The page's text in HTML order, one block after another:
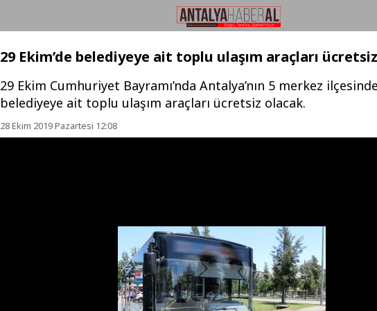
29 Ekim’de belediyeye ait toplu ulaşım araçları
29 Ekim Cumhuriyet Bayramı’nda Antalya’nın 5 merkez ilçesinde
belediyeye ait toplu ulaşım araçları ücretsiz olacak.
28 Ekim 2019 Pazartesi 12:08